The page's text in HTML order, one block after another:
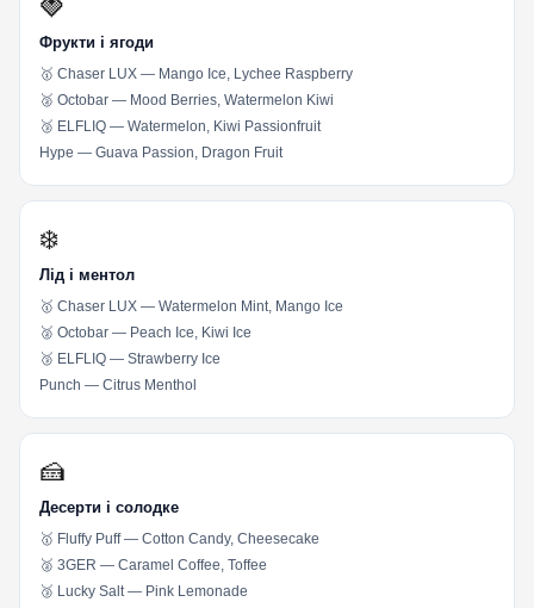
🍓
Фрукти і ягоди
🥇 Chaser LUX — Mango Ice, Lychee Raspberry
🥈 Octobar — Mood Berries, Watermelon Kiwi
🥉 ELFLIQ — Watermelon, Kiwi Passionfruit
Hype — Guava Passion, Dragon Fruit
❄️
Лід і ментол
🥇 Chaser LUX — Watermelon Mint, Mango Ice
🥈 Octobar — Peach Ice, Kiwi Ice
🥉 ELFLIQ — Strawberry Ice
Punch — Citrus Menthol
🍰
Десерти і солодке
🥇 Fluffy Puff — Cotton Candy, Cheesecake
🥈 3GER — Caramel Coffee, Toffee
🥉 Lucky Salt — Pink Lemonade